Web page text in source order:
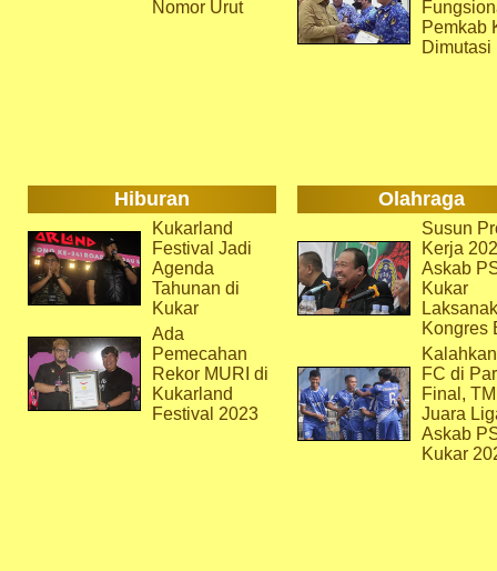
Nomor Urut
Pemkab
Dimutasi
Hiburan Olahraga
Kukarland
Festival Jadi
Agenda
Tahunan di
Kukar
Ada
Pemecahan
Rekor MURI di
Kukarland
Festival 2023
Susun
Kerja
Askab
Kukar
Kongres
FC di
Final,
Juara
Askab
Kukar